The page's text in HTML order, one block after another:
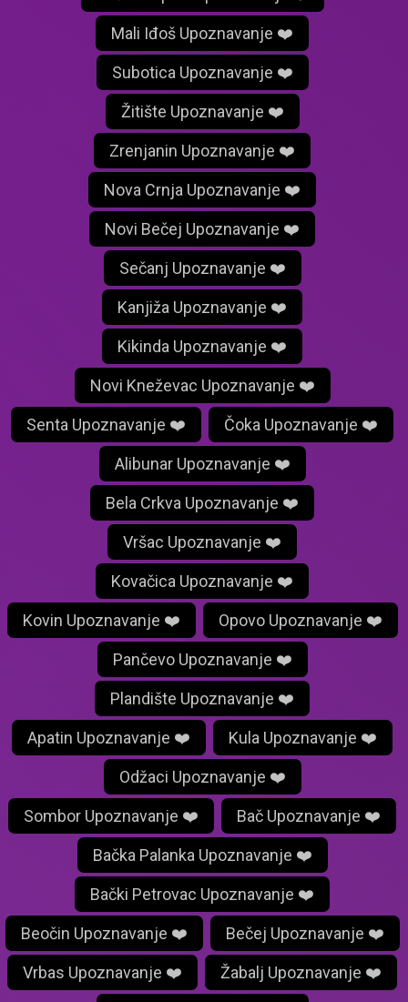
Mali Iđoš Upoznavanje ❤️
Subotica Upoznavanje ❤️
Žitište Upoznavanje ❤️
Zrenjanin Upoznavanje ❤️
Nova Crnja Upoznavanje ❤️
Novi Bečej Upoznavanje ❤️
Sečanj Upoznavanje ❤️
Kanjiža Upoznavanje ❤️
Kikinda Upoznavanje ❤️
Novi Kneževac Upoznavanje ❤️
Senta Upoznavanje ❤️ Čoka Upoznavanje ❤️
Alibunar Upoznavanje ❤️
Bela Crkva Upoznavanje ❤️
Vršac Upoznavanje ❤️
Kovačica Upoznavanje ❤️
Kovin Upoznavanje ❤️ Opovo Upoznavanje ❤️
Pančevo Upoznavanje ❤️
Plandište Upoznavanje ❤️
Apatin Upoznavanje ❤️ Kula Upoznavanje ❤️
Odžaci Upoznavanje ❤️
Sombor Upoznavanje ❤️ Bač Upoznavanje ❤️
Bačka Palanka Upoznavanje ❤️
Bački Petrovac Upoznavanje ❤️
Beočin Upoznavanje ❤️ Bečej Upoznavanje ❤️
Vrbas Upoznavanje ❤️ Žabalj Upoznavanje ❤️